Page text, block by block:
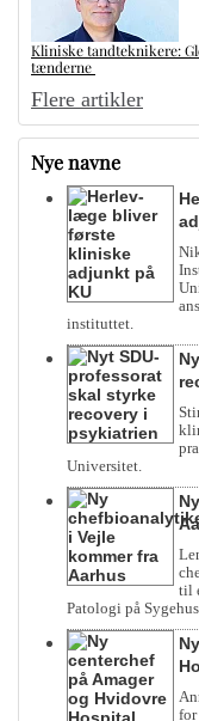
Kliniske tandteknikere:
tænderne
Flere artikler
Nye navne
instituttet.
Universitet.
til
Patologi på
for